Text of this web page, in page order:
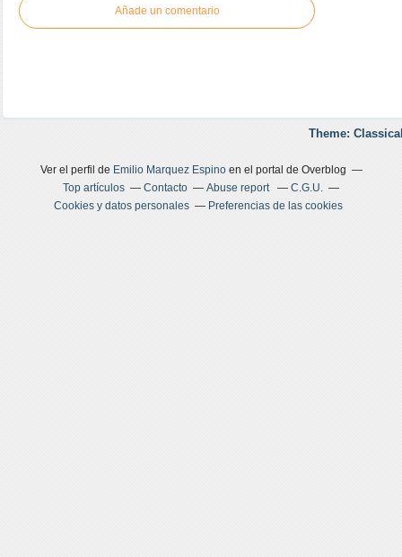
Añade un comentario
Theme:
Ver el perfil de Emilio Marquez Espinoen el portal de Overblog
Top artículos
Contacto Abuse report
C.G.U.
Cookies y datos personales
Preferencias de las cookies